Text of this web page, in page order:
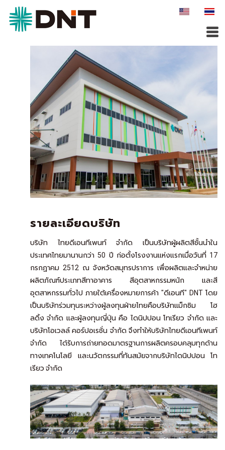
รายละเอียดบริษัท
บริษัท ไทยดีเอนทีเพนท์ จำกัด เป็นบริษัทผู้ผลิตสีชั้นนำใน
ประเทศไทยมานานกว่า 50 ปี ก่อตั้งโรงงานแห่งแรกเมื่อวันที่ 17
กรกฏาคม 2512 ณ จังหวัดสมุทรปราการ เพื่อผลิตและจำหน่าย
ผลิตภัณฑ์ประเภทสีทาอาคาร สีอุตสาหกรรมหนัก และสี
อุตสาหกรรมทั่วไป ภายใต้เครื่องหมายการค้า "ดีเอนที" DNT โดย
เป็นบริษัทร่วมทุนระหว่างผู้ลงทุนฝ่ายไทยคือบริษัทแม็กซิม โฮ
ลดิ้ง จำกัด และผู้ลงทุนญี่ปุ่น คือ ไดนิปปอน โทเรียว จำกัด และ
บริษัทโอเวลล์ คอร์ปอเรชั่น จำกัด จึงทำให้บริษัทไทยดีเอนทีเพนท์
จำกัด ได้รับการถ่ายทอดมาตรฐานการผลิตครอบคลุมทุกด้าน
ทางเทคโนโลยี และนวัตกรรมที่ทันสมัยจากบริษัทไดนิปปอน โท
เรียว จำกัด